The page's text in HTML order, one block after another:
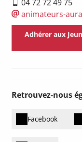
04 72 72 49 75
animateurs-
Adhérer aux
Retrouvez-nous
Facebook